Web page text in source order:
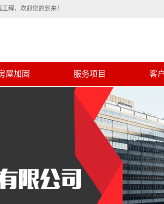
程，欢迎您的到来！
屋加固 服务项目 客